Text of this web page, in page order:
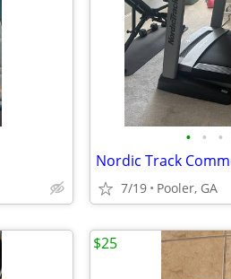
• • •
Nordic Track
7/19 Pooler, GA
$25